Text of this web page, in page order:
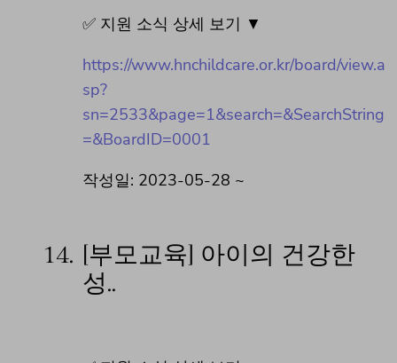
✅ 지원 소식 상세 보기 ▼
https://www.hnchildcare.or.kr/board/view.a
sp?
sn=2533&page=1&search=&SearchString
=&BoardID=0001
작성일: 2023-05-28 ~
14. [부모교육] 아이의 건강한
성..